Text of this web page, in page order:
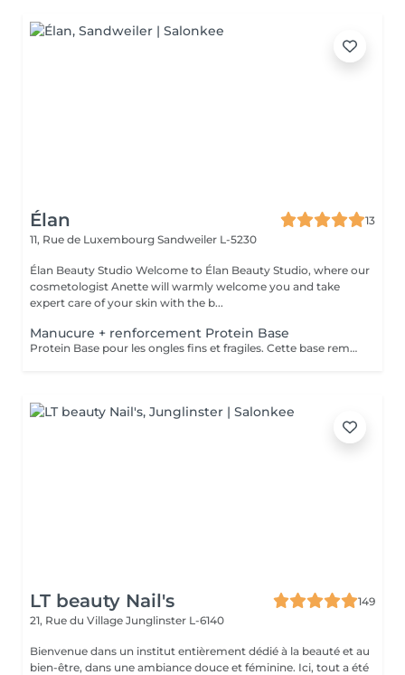
Élan
13
11, Rue de Luxembourg Sandweiler L-5230
Élan Beauty Studio Welcome to Élan Beauty Studio, where our
cosmetologist Anette will warmly welcome you and take
expert care of your skin with the b...
Manucure + renforcement Protein Base
Protein Base pour les ongles fins et fragiles. Cette base remplie de protéines ravivent et renforcent vos ongles. Il protège, renforce et restaure instantanément et au long terme les ongles. Formule douce et soignante qui protège la plaque naturelle de l ongle contre les agressions extérieures et les traumatismes mécaniques.
LT beauty Nail's
149
21, Rue du Village Junglinster L-6140
Bienvenue dans un institut entièrement dédié à la beauté et au
bien-être, dans une ambiance douce et féminine. Ici, tout a été